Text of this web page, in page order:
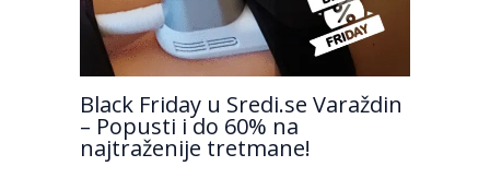
Black Friday u Sredi.se Varaždin
– Popusti i do 60% na
najtraženije tretmane!